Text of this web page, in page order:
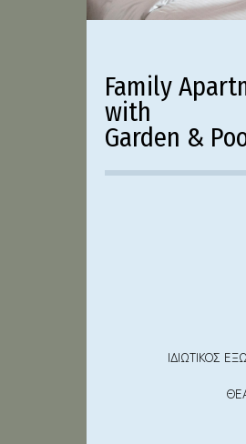
Family
with
Garden &
ΙΔΙΩΤΙΚΟΣ